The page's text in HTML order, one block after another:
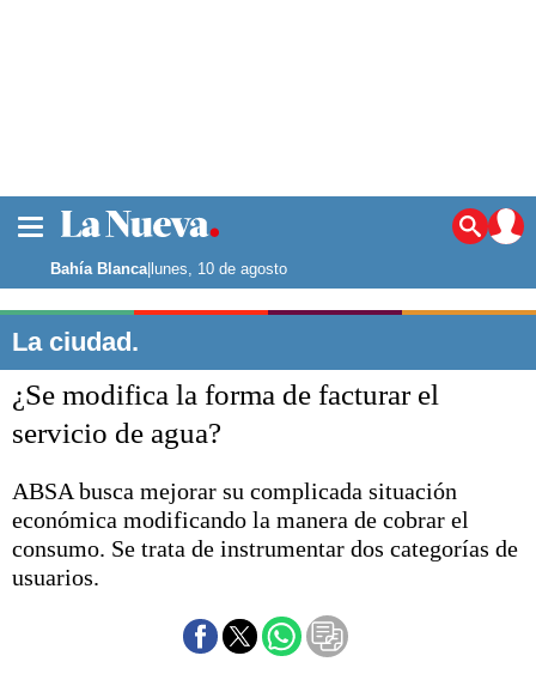
Noticias
La ciudad
Punta Alta
El mundo
Deportes
Escenario Olímpico
Liga del Sur
Básquetbol
Federal A
Aplausos
Bahía Blanca|lunes, 10 de agosto
La ciudad.
¿Se modifica la forma de facturar el
servicio de agua?
ABSA busca mejorar su complicada situación
económica modificando la manera de cobrar el
consumo. Se trata de instrumentar dos categorías de
usuarios.